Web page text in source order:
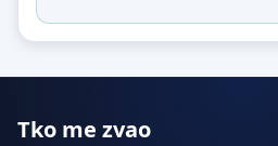
Tko me zvao